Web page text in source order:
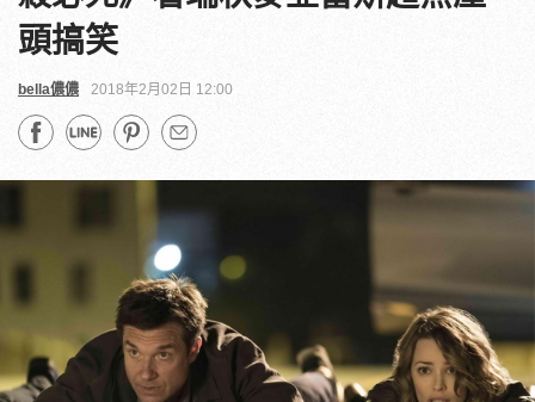
頭搞笑
bella儂儂 2018年2月02日 12:00